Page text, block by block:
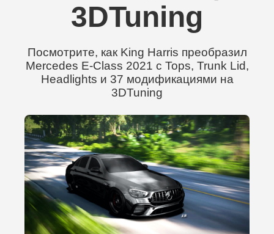
3DTuning
Посмотрите, как King Harris преобразил
Mercedes E-Class 2021 с Tops, Trunk Lid,
Headlights и 37 модификациями на
3DTuning